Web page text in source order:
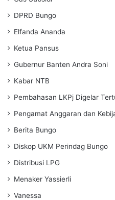
DPRD Bungo
Elfanda Ananda
Ketua Pansus
Gubernur Banten Andra Soni
Kabar NTB
Pembahasan LKPj Digelar
Pengamat Anggaran dan
Berita Bungo
Diskop UKM Perindag Bungo
Distribusi LPG
Menaker Yassierli
Vanessa